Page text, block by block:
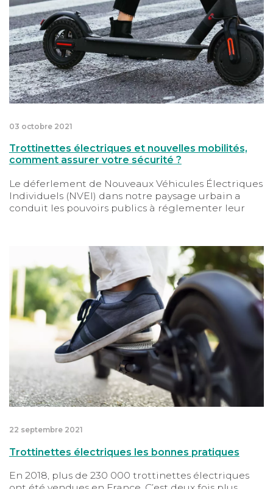
03 octobre 2021
Trottinettes électriques et nouvelles mobilités,
comment assurer votre sécurité ?
Le déferlement de Nouveaux Véhicules Électriques
Individuels (NVEI) dans notre paysage urbain a
conduit les pouvoirs publics à réglementer leur
Trottinettes électriques les bonnes pratiques
22 septembre 2021
Trottinettes électriques les bonnes pratiques
En 2018, plus de 230 000 trottinettes électriques